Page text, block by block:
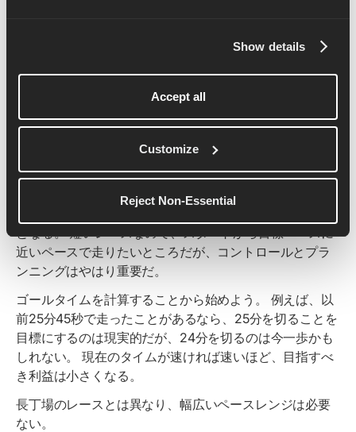
Show details
Accept all
Customize
Reject Non-Essential
高速ランの衝撃に対応できるように筋肉を鍛えるの
週に1-2回の短いセッションでも、パフォーマンスや
ペース配分
となる。 短いレースなので、スタートから目標ペースに
近いペースで走りたいところだが、コントロールとプラ
ンニングはやはり重要だ。
ゴールタイムを計算することから始めよう。 例えば、以
前25分45秒で走ったことがあるなら、25分を切ることを
目標にするのは現実的だが、24分を切るのは今一歩かも
しれない。 現在のタイムが速ければ速いほど、目指すべ
き利益は小さくなる。
長丁場のレースとは異なり、幅広いペースレンジは必要
ない。